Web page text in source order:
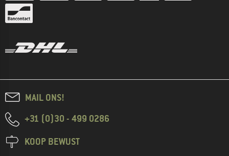
MAIL ONS!
+31 (0)30 - 499 0286
KOOP BEWUST